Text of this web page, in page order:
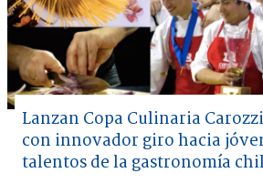
Lanzan Copa Culinaria
con innovador giro hacia
talentos de la gastronomía